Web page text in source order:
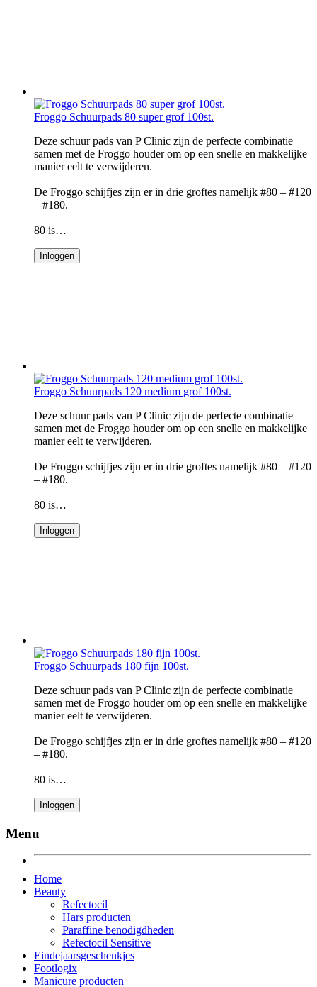
Froggo Schuurpads 80 super grof 100st.
Deze schuur pads van P Clinic zijn de perfecte combinatie
samen met de Froggo houder om op een snelle en makkelijke
manier eelt te verwijderen.
De Froggo schijfjes zijn er in drie groftes namelijk #80 – #120
– #180.
80 is…
Inloggen
Froggo Schuurpads 120 medium grof 100st.
Deze schuur pads van P Clinic zijn de perfecte combinatie
samen met de Froggo houder om op een snelle en makkelijke
manier eelt te verwijderen.
De Froggo schijfjes zijn er in drie groftes namelijk #80 – #120
– #180.
80 is…
Inloggen
Froggo Schuurpads 180 fijn 100st.
Deze schuur pads van P Clinic zijn de perfecte combinatie
samen met de Froggo houder om op een snelle en makkelijke
manier eelt te verwijderen.
De Froggo schijfjes zijn er in drie groftes namelijk #80 – #120
– #180.
80 is…
Inloggen
Menu
Home
Beauty
Refectocil
Hars producten
Paraffine benodigdheden
Refectocil Sensitive
Eindejaarsgeschenkjes
Footlogix
Manicure producten